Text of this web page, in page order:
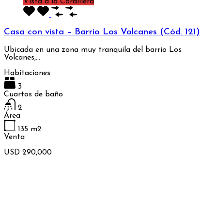
Casa con vista – Barrio Los Volcanes (Cód. 121)
Ubicada en una zona muy tranquila del barrio Los
Volcanes,…
Habitaciones
3
Cuartos de baño
2
Área
135 m2
Venta
USD 290,000